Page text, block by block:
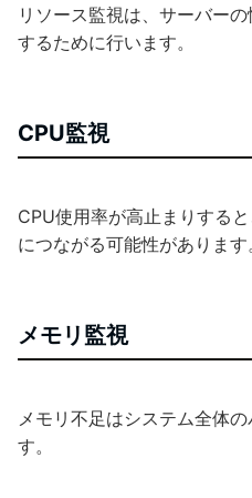
リソース監視は、サーバー
するために行います。
CPU監視
CPU使用率が高止まりする
につながる可能性があります
メモリ監視
メモリ不足はシステム全体
す。